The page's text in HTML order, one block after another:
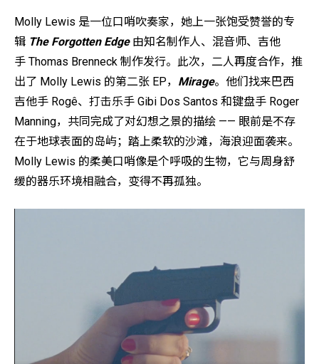
Molly Lewis 是一位口哨吹奏家，她上一张饱受赞誉的专
辑 The Forgotten Edge 由知名制作人、混音师、吉他
手 Thomas Brenneck 制作发行。此次，二人再度合作，推
出了 Molly Lewis 的第二张 EP， Mirage。他们找来巴西
吉他手 Rogê、打击乐手 Gibi Dos Santos 和键盘手 Roger
Manning，共同完成了对幻想之景的描绘 —— 眼前是不存
在于地球表面的岛屿；踏上柔软的沙滩，海浪迎面袭来。
Molly Lewis 的柔美口哨像是个呼吸的生物，它与周身舒
缓的器乐环境相融合，变得不再孤独。